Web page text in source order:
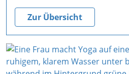
Zur Übersicht